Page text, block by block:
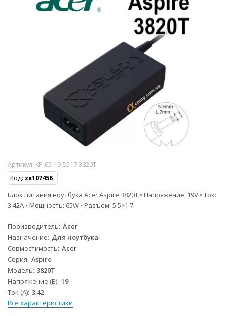
Артикул: KP-65-19-5517-3820T
Код: zx107456
Блок питания ноутбука Acer Aspire 3820T • Напряжение: 19V • Ток:
3.42A • Мощность: 65W • Разъем: 5.5×1.7
Производитель Acer
Назначение Для ноутбука
Совместимость Acer
Серия Aspire
Модель 3820T
Напряжение (В) 19
Ток (А) 3.42
Все характеристики